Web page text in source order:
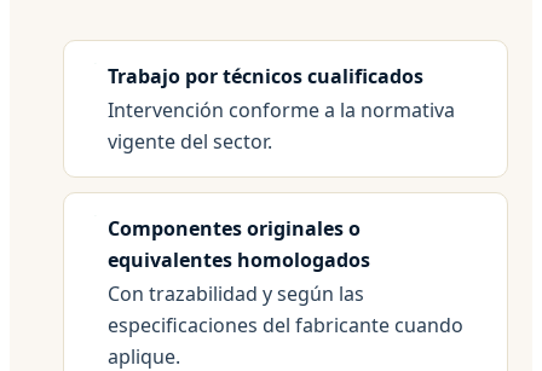
Trabajo por técnicos cualificados
Intervención conforme a la normativa
vigente del sector.
Componentes originales o
equivalentes homologados
Con trazabilidad y según las
especificaciones del fabricante cuando
aplique.